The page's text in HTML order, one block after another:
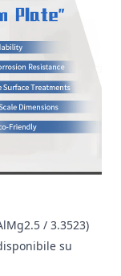
/ 3.3523)
su